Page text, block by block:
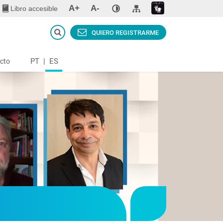
Libro accesible A+ A-
PT | ES
QUIERO REGISTRARME